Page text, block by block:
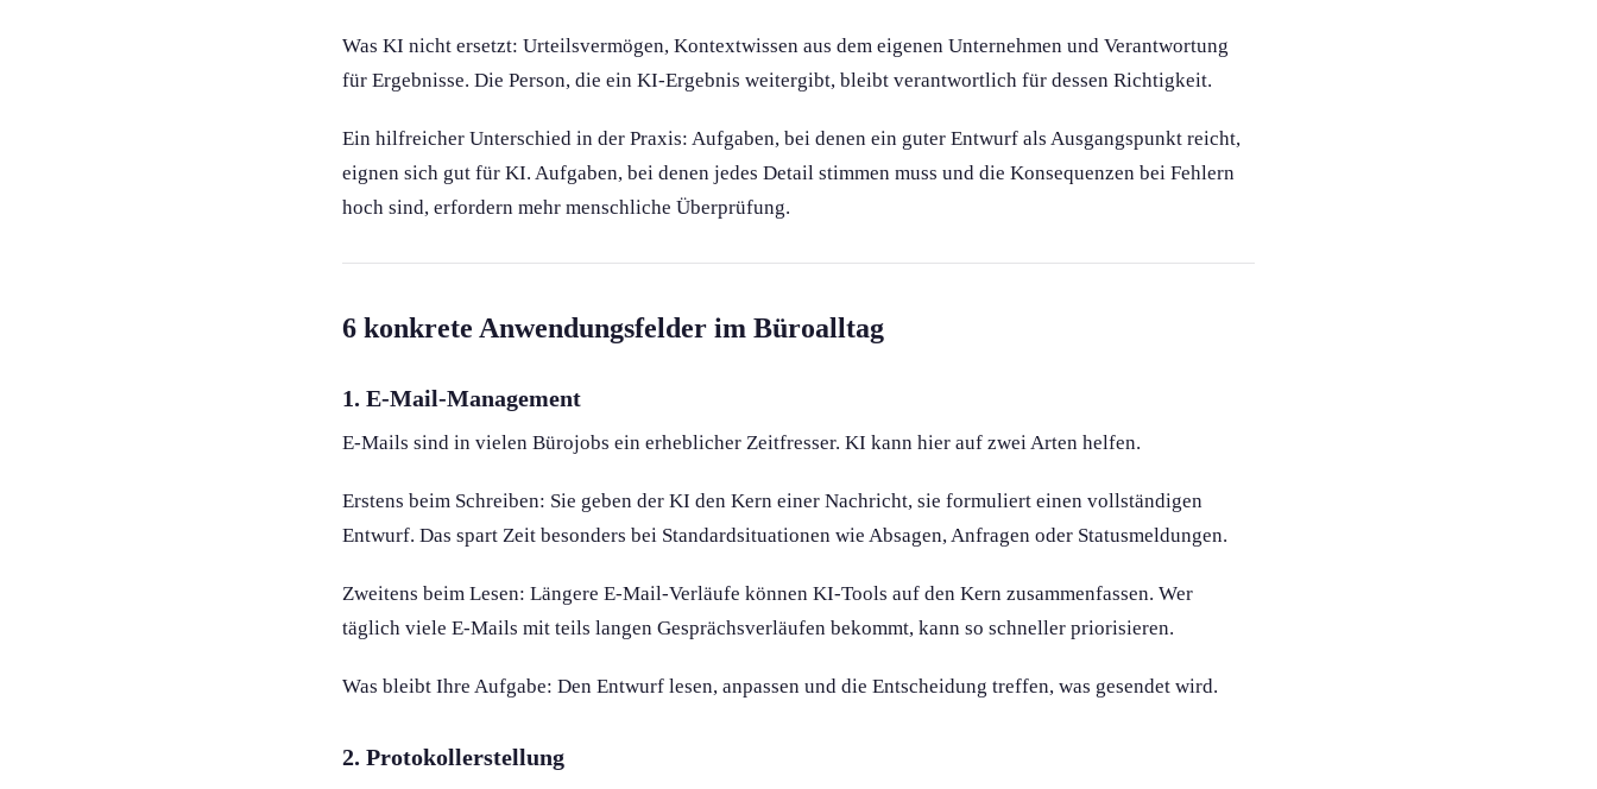
Was KI nicht ersetzt: Urteilsvermögen, Kontextwissen aus dem eigenen Unternehmen und Verantwortung
für Ergebnisse. Die Person, die ein KI-Ergebnis weitergibt, bleibt verantwortlich für dessen Richtigkeit.
Ein hilfreicher Unterschied in der Praxis: Aufgaben, bei denen ein guter Entwurf als Ausgangspunkt reicht,
eignen sich gut für KI. Aufgaben, bei denen jedes Detail stimmen muss und die Konsequenzen bei Fehlern
hoch sind, erfordern mehr menschliche Überprüfung.
6 konkrete Anwendungs­felder im Büroalltag
1. E-Mail-Management
E-Mails sind in vielen Bürojobs ein erheblicher Zeitfresser. KI kann hier auf zwei Arten helfen.
Erstens beim Schreiben: Sie geben der KI den Kern einer Nachricht, sie formuliert einen vollständigen
Entwurf. Das spart Zeit besonders bei Standardsituation­en wie Absagen, Anfragen oder Statusmeldung­en.
Zweitens beim Lesen: Längere E-Mail-Verläufe können KI-Tools auf den Kern zusammenfassen. Wer
täglich viele E-Mails mit teils langen Gesprächsverläufen bekommt, kann so schneller priorisieren.
Was bleibt Ihre Aufgabe: Den Entwurf lesen, anpassen und die Entscheidung treffen, was gesendet wird.
2. Protokollerstellung